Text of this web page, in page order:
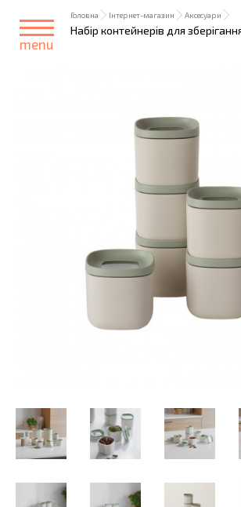
menu
Головна Інтернет-магазин Аксесуари
Набір контейнерів для